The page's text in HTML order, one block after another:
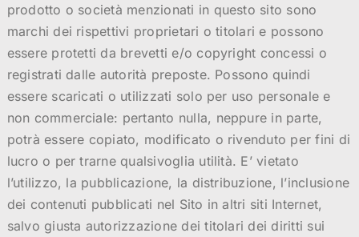
prodotto o società menzionati in questo sito sono
marchi dei rispettivi proprietari o titolari e possono
essere protetti da brevetti e/o copyright concessi o
registrati dalle autorità preposte. Possono quindi
essere scaricati o utilizzati solo per uso personale e
non commerciale: pertanto nulla, neppure in parte,
potrà essere copiato, modificato o rivenduto per fini di
lucro o per trarne qualsivoglia utilità. E’ vietato
l’utilizzo, la pubblicazione, la distribuzione, l’inclusione
dei contenuti pubblicati nel Sito in altri siti Internet,
salvo giusta autorizzazione dei titolari dei diritti sui